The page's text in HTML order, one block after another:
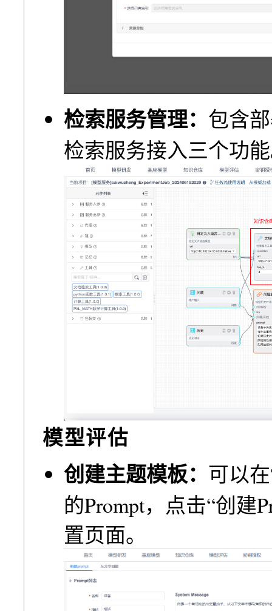
检索服务管理： 包含
检索服务接入三个功
模型评估
创建主题模板： 可以
的Prompt，点击“创建
置⻚⾯。